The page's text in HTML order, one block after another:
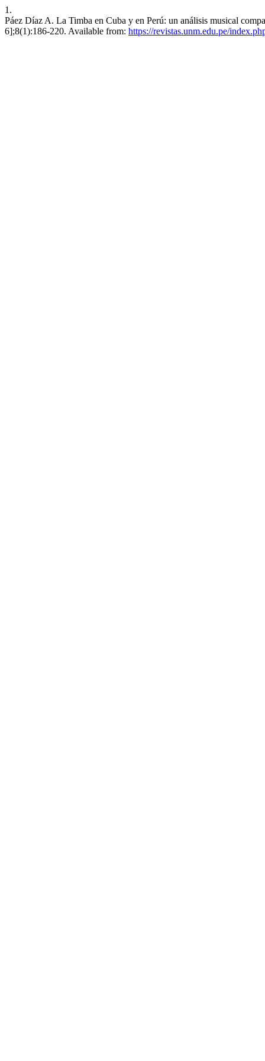
1.
Páez Díaz A. La Timba en Cuba y en Perú: un análisis musical
6];8(1):186-220. Available from: https://revistas.unm.edu.pe/